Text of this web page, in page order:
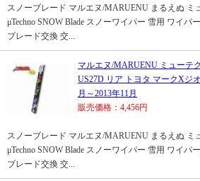
スノーブレード マルエヌ/MARUENU まるえぬ ミ
μTechno SNOW Blade スノーワイパー 雪用 ワイパ
ブレード交換 交...
マルエヌ/MARUENU ミューテ
US27D リア トヨタ マークXジ
月～2013年11月
販売価格：4,456円
スノーブレード マルエヌ/MARUENU まるえぬ ミ
μTechno SNOW Blade スノーワイパー 雪用 ワイパ
ブレード交換 交...